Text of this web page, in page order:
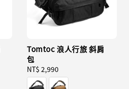
Tomtoc 浪人行旅 斜肩
包
Regular
price
NT$ 2,990